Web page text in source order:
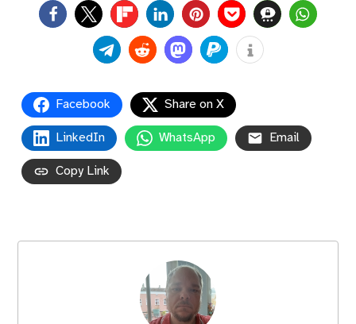
0
Facebook Share on X
LinkedIn WhatsApp Email
Copy Link